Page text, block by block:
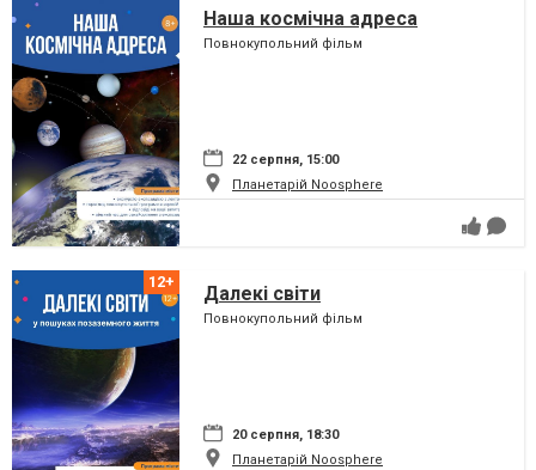
Наша космічна адреса
Повнокупольний фільм
22 серпня, 15:00
Планетарій Noosphere
Далекі світи
Повнокупольний фільм
20 серпня, 18:30
Планетарій Noosphere